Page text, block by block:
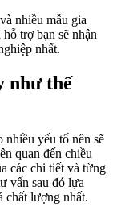
nhiều mẫu gia
trợ bạn sẽ nhận
nhất.
như thế
nhiều yếu tố nên sẽ
quan đến chiều
các chi tiết và từng
vấn sau đó lựa
chất lượng nhất.